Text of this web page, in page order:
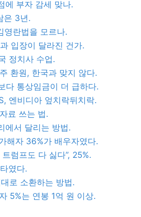
에 부자 감세 맞나.
은 3년.
영란법을 모르나.
입장이 달라진 건가.
정치사 수업.
환원, 한국과 맞지 않다.
다 통상임금이 더 급하다.
엔비디아 엎치락뒤치락.
료 쓰는 법.
에서 달리는 방법.
해자 36%가 배우자였다.
트럼프도 다 싫다”, 25%.
였다.
로 소환하는 방법.
5%는 연봉 1억 원 이상.